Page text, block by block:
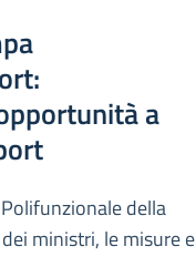
a
della
ministri, le misure e